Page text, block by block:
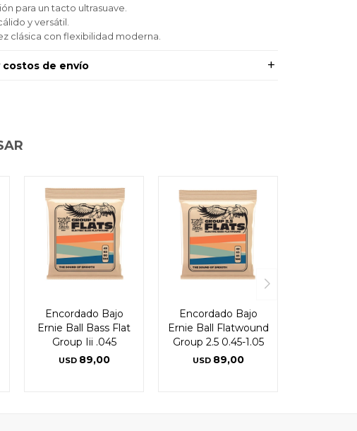
para un tacto ultrasuave.
y versátil.
clásica con flexibilidad moderna.
costos de envío
Encordado Bajo
Ernie Ball Bass Flat
Group Iii .045
USD 89,00
Encordado Bajo
Ernie Ball Flatwound
Group 2.5 0.45-1.05
USD 89,00